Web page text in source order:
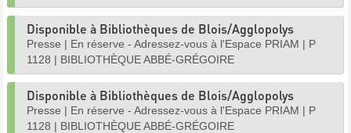
Disponible à Bibliothèques de Blois/Agglopolys
Presse | En réserve - Adressez-vous à l'Espace PRIAM | P
1128 | BIBLIOTHÈQUE ABBÉ-GRÉGOIRE
Disponible à Bibliothèques de Blois/Agglopolys
Presse | En réserve - Adressez-vous à l'Espace PRIAM | P
1128 | BIBLIOTHÈQUE ABBÉ-GRÉGOIRE